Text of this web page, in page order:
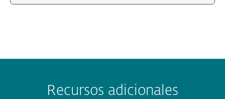
Recursos adicionales